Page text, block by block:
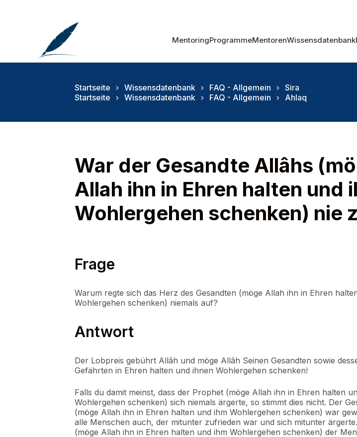
MentoringProgrammeMentorenWissensdatenbank
Startseite Wissensdatenbank FAQ - Allgemein
Sira
Startseite
Wissensdatenbank FAQ - Allgemein Ahlaq
War der Gesandte Allâhs
Allah ihn in Ehren halten und
Wohlergehen schenken) nie
Frage
Warum regte sich das Herz des Gesandten (möge Allah ihn in Ehren
Wohlergehen schenken) niemals auf?
Antwort
Der Lobpreis gebührt Allâh und möge Allâh Seinen Gesandten sowie
Gefährten in Ehren halten und ihnen Wohlergehen schenken!
Falls du damit meinst, dass der Prophet (möge Allah ihn in Ehren halten
Wohlergehen schenken) sich niemals ärgerte, so stimmt dies nicht. Der
(möge Allah ihn in Ehren halten und ihm Wohlergehen schenken) war
alle Menschen auch, der mitunter zufrieden war und sich mitunter
(möge Allah ihn in Ehren halten und ihm Wohlergehen schenken) der